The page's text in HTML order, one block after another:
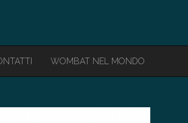
WOMBAT NEL MONDO